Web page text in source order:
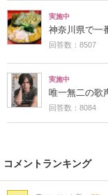
実施中
神奈川県で一
回答数：8507
実施中
唯一無二の歌
回答数：8084
コメントランキング